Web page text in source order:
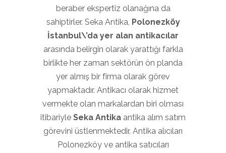
beraber ekspertiz olanağına da
sahiptirler. Seka Antika, Polonezköy
İstanbul\’da yer alan antikacılar
arasında belirgin olarak yarattığı farkla
birlikte her zaman sektörün ön planda
yer almış bir firma olarak görev
yapmaktadır. Antikacı olarak hizmet
vermekte olan markalardan biri olması
itibariyle Seka Antika antika alım satım
görevini üstlenmektedir. Antika alıcıları
Polonezköy ve antika satıcıları